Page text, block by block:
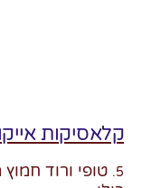
קלאסיקות
5.